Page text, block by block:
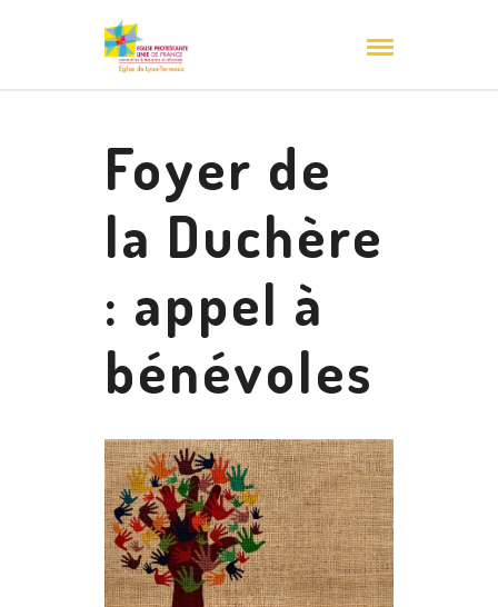
Foyer de
la Duchère
: appel à
bénévoles